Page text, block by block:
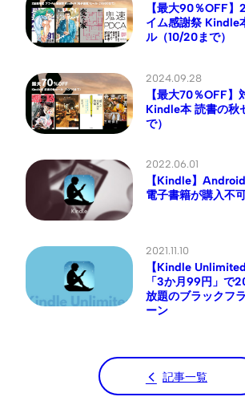
【最大90％OFF
イム感謝祭 Kindle
ル（10/20まで）
2024.09.28
【最大70％OFF
Kindle本 読書の秋
で）
2022.06.01
【Kindle】
電子書籍が購入不
2021.11.10
【Kindle
「3か月99円」で
放題のブラックフ
ーン
記事一覧